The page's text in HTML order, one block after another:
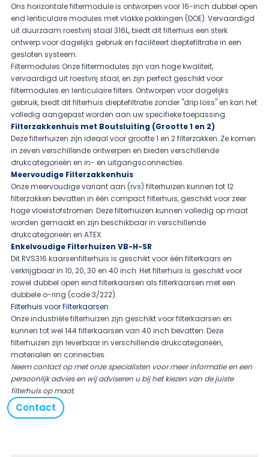
Ons horizontale filtermodule is ontworpen voor 16-inch dubbel open
end lenticulaire modules met vlakke pakkingen (DOE). Vervaardigd
uit duurzaam roestvrij staal 316L, biedt dit filterhuis een sterk
ontwerp voor dagelijks gebruik en faciliteert dieptefiltratie in een
gesloten systeem.
Filtermodules Onze filtermodules zijn van hoge kwaliteit,
vervaardigd uit roestvrij staal, en zijn perfect geschikt voor
filtermodules en lenticulaire filters. Ontworpen voor dagelijks
gebruik, biedt dit filterhuis dieptefiltratie zonder "drip loss" en kan het
volledig aangepast worden aan uw specifieke toepassing.
Filterzakkenhuis met Boutsluiting (Grootte 1 en 2)
Deze filterhuizen zijn ideaal voor grootte 1 en 2 filterzakken. Ze komen
in zeven verschillende ontwerpen en bieden verschillende
drukcategorieën en in- en uitgangsconnecties.
Meervoudige Filterzakkenhuis
Onze meervoudige variant aan (rvs) filterhuizen kunnen tot 12
filterzakken bevatten in één compact filterhuis, geschikt voor zeer
hoge vloeistofstromen. Deze filterhuizen kunnen volledig op maat
worden gemaakt en zijn beschikbaar in verschillende
drukcategorieën en ATEX.
Enkelvoudige Filterhuizen VB-H-SR
Dit RVS316 kaarsenfilterhuis is geschikt voor één filterkaars en
verkrijgbaar in 10, 20, 30 en 40 inch. Het filterhuis is geschikt voor
zowel dubbel open eind filterkaarsen als filterkaarsen met een
dubbele o-ring (code 3/222).
Filterhuis voor Filterkaarsen
Onze industriële filterhuizen zijn geschikt voor filterkaarsen en
kunnen tot wel 144 filterkaarsen van 40 inch bevatten. Deze
filterhuizen zijn leverbaar in verschillende drukcategorieën,
materialen en connecties.
Neem contact opmet onze specialisten voor meer informatie en een
persoonlijk advies en wij adviseren u bij het kiezen van de juiste
filterhuis op maat.
Contact